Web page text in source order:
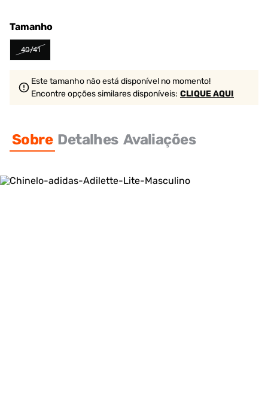
Tamanho
40/41
Este tamanho não está disponível no momento!
Encontre opções similaresdisponíveis: CLIQUE AQUI
Sobre Detalhes Avaliações